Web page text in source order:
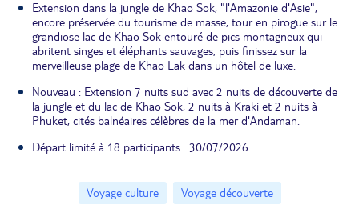
Extension dans la jungle de Khao Sok, "l'Amazonie d'Asie",
encore préservée du tourisme de masse, tour en pirogue sur le
grandiose lac de Khao Sok entouré de pics montagneux qui
abritent singes et éléphants sauvages, puis finissez sur la
merveilleuse plage de Khao Lak dans un hôtel de luxe.
Nouveau : Extension 7 nuits sud avec 2 nuits de découverte de
la jungle et du lac de Khao Sok, 2 nuits à Kraki et 2 nuits à
Phuket, cités balnéaires célèbres de la mer d'Andaman.
Départ limité à 18 participants : 30/07/2026.
Voyage culture
Voyage découverte